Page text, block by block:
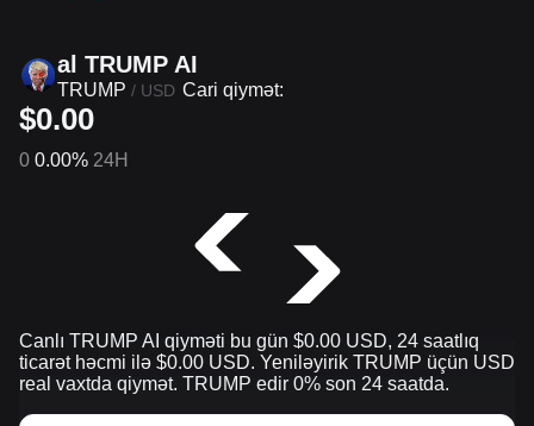
al TRUMP AI
TRUMP / USD Cari qiymət:
$0.00
0 0.00% 24H
Canlı TRUMP AI qiyməti bu gün $0.00 USD, 24 saatlıq
ticarət həcmi ilə $0.00 USD. Yeniləyirik TRUMP üçün USD
real vaxtda qiymət. TRUMP edir 0% son 24 saatda.